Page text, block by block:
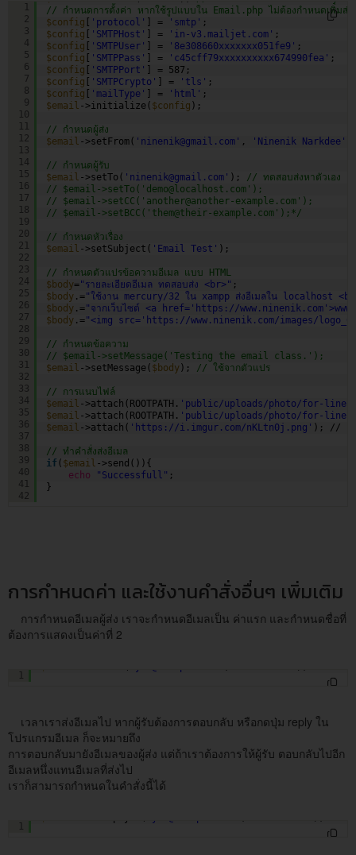
1
2
3
4
5
6
7
8
9
10
11
12
13
14
15
16
17
18
19
20
21
22
23
24
25
26
27
28
29
30
31
32
33
34
35
36
37
38
39
40
41
42
// กำหนดการตั้งค่า หากใช้รูปแบบใน Email.php ไม่ต้องกำหนดเพิ่มส่ว
$config [ 'protocol' ] = 'smtp' ;
$config [ 'SMTPHost' ] = 'in-v3.mailjet.com' ;
$config [ 'SMTPUser' ] = '8e308660xxxxxxx051fe9' ;
$config [ 'SMTPPass' ] = 'c45cff79xxxxxxxxxx674990fea' ;
$config [ 'SMTPPort' ] = 587;
$config [ 'SMTPCrypto' ] = 'tls' ;
$config [ 'mailType' ] = 'html' ;
$email ->initialize( $config );
// กำหนดผู้ส่ง
$email ->setFrom( 'ninenik@gmail.com' , 'Ninenik Narkdee'
// กำหนดผู้รับ
$email ->setTo( 'ninenik@gmail.com' );
// ทดสอบส่งหาตัวเอง
// $email->setTo('demo@localhost.com');
// $email->setCC('another@another-example.com');
// $email->setBCC('them@their-example.com');*/
// กำหนดหัวเรื่อง
$email ->setSubject( 'Email Test' );
// กำหนดตัวแปรข้อความอีเมล แบบ HTML
$body="รายละเอียดอีเมล ทดสอบส่ง <br>" ;
$body .="ใช้งาน mercury/32 ใน xampp ส่งอีเมลใน localhost
$body .="จากเว็บไซต์ <a href=' https://www.ninenik.com
$body .="<img src=' https://www.ninenik.com/images/
// กำหนดข้อความ
// $email->setMessage('Testing the email class.');
$email ->setMessage( $body); // ใช้จากตัวแปร
// การแนบไฟล์
$email ->attach(ROOTPATH. 'public/uploads/photo/for-line-
$email ->attach(ROOTPATH. 'public/uploads/photo/for-line-
$email ->attach( ' https://i.imgur.com/nKLtn0j.png ' ); // แน
// ทำคำสั่งส่งอีเมล
if ( $email ->send()){
echo
"Successfull" ;
}
การกำหนดค่า และใช้งานคำสั่งอื่นๆ เพิ่มเติม
การกำหนดอีเมลผู้ส่ง เราจะกำหนดอีเมลเป็น ค่าแรก และกำหนดชื่อที่
ต้องการแสดงเป็นค่าที่ 2
1
เวลาเราส่งอีเมลไป หากผู้รับต้องการตอบกลับ หรือกดปุ่ม reply ใน
โปรแกรมอีเมล ก็จะหมายถึง
การตอบกลับมายังอีเมลของผู้ส่ง แต่ถ้าเราต้องการให้ผู้รับ ตอบกลับไปอีก
อีเมลหนึ่งแทนอีเมลที่ส่งไป
เราก็สามารถกำหนดในคำสั่งนี้ได้
1